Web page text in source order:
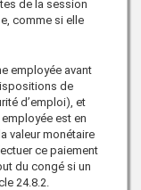
de la session
comme si elle
employée avant
de
d’emploi), et
est en
valeur monétaire
ce paiement
du congé si un
24.8.2.